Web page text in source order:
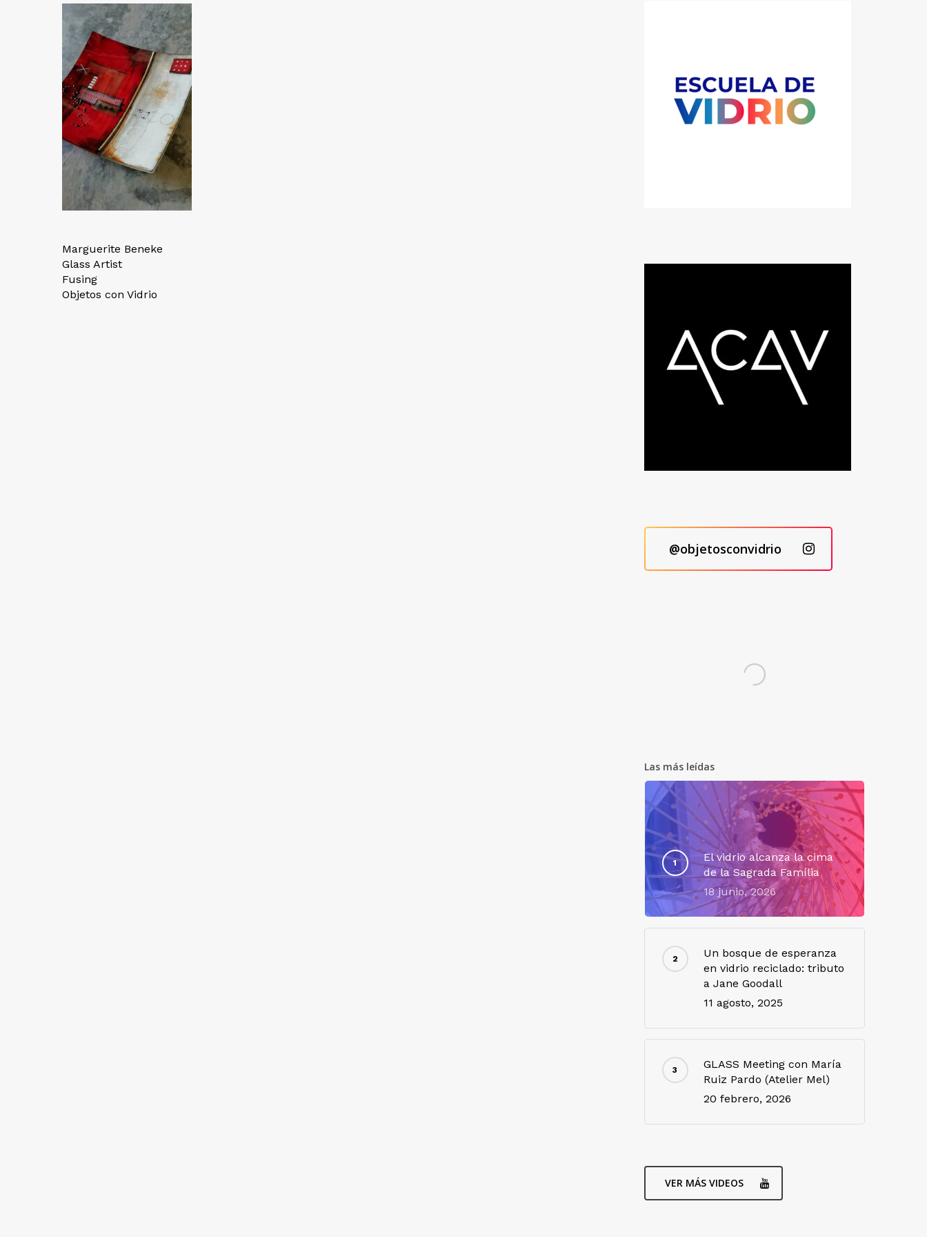
Marguerite Beneke
Glass Artist
Fusing
Objetos con Vidrio
@objetosconvidrio
Las más leídas
El vidrio alcanza la cima
de la Sagrada Família
18 junio, 2026
Un bosque de esperanza
en vidrio reciclado: tributo
a Jane Goodall
11 agosto, 2025
GLASS Meeting con María
Ruiz Pardo (Atelier Mel)
20 febrero, 2026
VER MÁS VIDEOS